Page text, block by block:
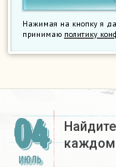
Нажимая на кнопку я
принимаю политику
04
ИЮЛЬ
каждом